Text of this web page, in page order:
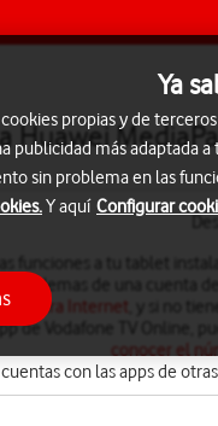
Huawei
ademas de una cuenta
para Internet
de Vodafone TV Online,
conocer el
con las apps de
Ya
propias y de
publicidad más adaptada
sin problema en las
Y aquí Configurar